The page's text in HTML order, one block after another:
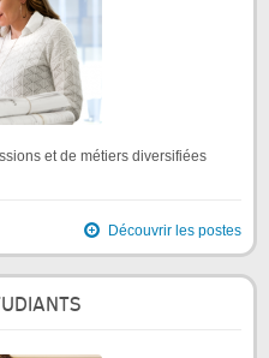
et de métiers diversifiées
Découvrir les postes